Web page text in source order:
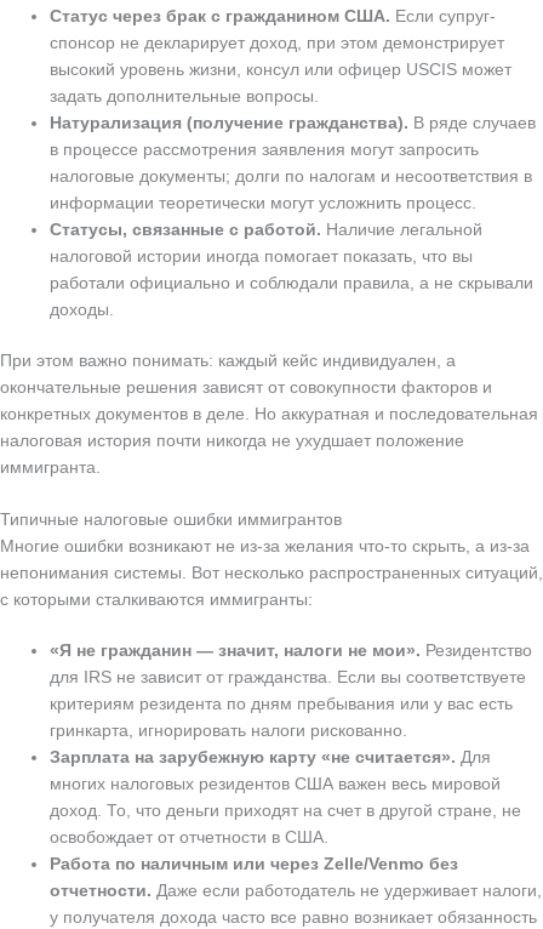
Статус через брак с гражданином США. Если супруг-
спонсор не декларирует доход, при этом демонстрирует
высокий уровень жизни, консул или офицер USCIS может
задать дополнительные вопросы.
Натурализация (получение гражданства). В ряде случаев
в процессе рассмотрения заявления могут запросить
налоговые документы; долги по налогам и несоответствия в
информации теоретически могут усложнить процесс.
Статусы, связанные с работой. Наличие легальной
налоговой истории иногда помогает показать, что вы
работали официально и соблюдали правила, а не скрывали
доходы.
При этом важно понимать: каждый кейс индивидуален, а
окончательные решения зависят от совокупности факторов и
конкретных документов в деле. Но аккуратная и последовательная
налоговая история почти никогда не ухудшает положение
иммигранта.
Типичные налоговые ошибки иммигрантов
Многие ошибки возникают не из-за желания что-то скрыть, а из-за
непонимания системы. Вот несколько распространенных ситуаций,
с которыми сталкиваются иммигранты:
«Я не гражданин — значит, налоги не мои». Резидентство
для IRS не зависит от гражданства. Если вы соответствуете
критериям резидента по дням пребывания или у вас есть
гринкарта, игнорировать налоги рискованно.
Зарплата на зарубежную карту «не считается». Для
многих налоговых резидентов США важен весь мировой
доход. То, что деньги приходят на счет в другой стране, не
освобождает от отчетности в США.
Работа по наличным или через Zelle/Venmo без
отчетности. Даже если работодатель не удерживает налоги,
у получателя дохода часто все равно возникает обязанность